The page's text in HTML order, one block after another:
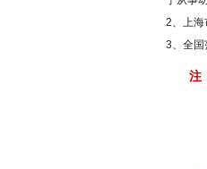
2、上海
3、全国
注